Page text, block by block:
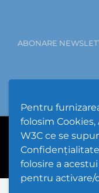
Pentru
folosim Cookies,
W3C ce se
folosire a acestui
pentru activare/
ABONARE
Hartă